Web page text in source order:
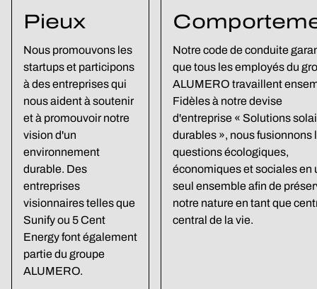
Pieux
Nous promouvons les
startups et participons
à des entreprises qui
nous aident à soutenir
et à promouvoir notre
vision d'un
environnement
durable. Des
entreprises
visionnaires telles que
Sunify ou 5 Cent
Energy font également
partie du groupe
ALUMERO.
Notre code de conduite
que tous les employés du
ALUMERO travaillent
Fidèles à notre devise
d'entreprise « Solutions
durables », nous fusionnons
questions écologiques,
économiques et sociales en
seul ensemble afin de
notre nature en tant que
central de la vie.